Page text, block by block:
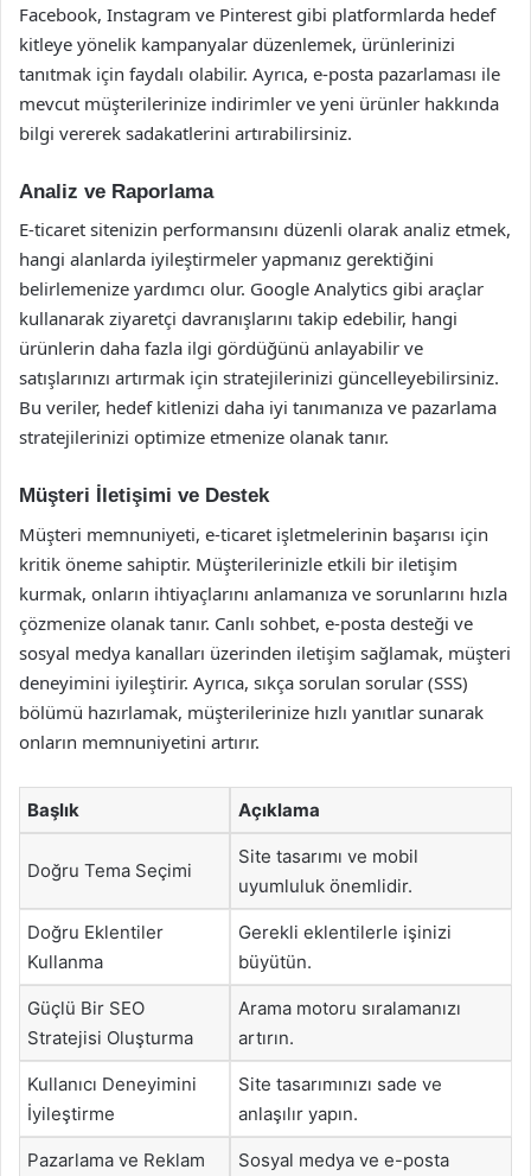
Facebook, Instagram ve Pinterest gibi platformlarda hedef
kitleye yönelik kampanyalar düzenlemek, ürünlerinizi
tanıtmak için faydalı olabilir. Ayrıca, e-posta pazarlaması ile
mevcut müşterilerinize indirimler ve yeni ürünler hakkında
bilgi vererek sadakatlerini artırabilirsiniz.
Analiz ve Raporlama
E-ticaret sitenizin performansını düzenli olarak analiz etmek,
hangi alanlarda iyileştirmeler yapmanız gerektiğini
belirlemenize yardımcı olur. Google Analytics gibi araçlar
kullanarak ziyaretçi davranışlarını takip edebilir, hangi
ürünlerin daha fazla ilgi gördüğünü anlayabilir ve
satışlarınızı artırmak için stratejilerinizi güncelleyebilirsiniz.
Bu veriler, hedef kitlenizi daha iyi tanımanıza ve pazarlama
stratejilerinizi optimize etmenize olanak tanır.
Müşteri İletişimi ve Destek
Müşteri memnuniyeti, e-ticaret işletmelerinin başarısı için
kritik öneme sahiptir. Müşterilerinizle etkili bir iletişim
kurmak, onların ihtiyaçlarını anlamanıza ve sorunlarını hızla
çözmenize olanak tanır. Canlı sohbet, e-posta desteği ve
sosyal medya kanalları üzerinden iletişim sağlamak, müşteri
deneyimini iyileştirir. Ayrıca, sıkça sorulan sorular (SSS)
bölümü hazırlamak, müşterilerinize hızlı yanıtlar sunarak
onların memnuniyetini artırır.
Başlık Açıklama
Doğru Tema Seçimi
Site tasarımı ve mobil
uyumluluk önemlidir.
Doğru Eklentiler
Kullanma
Gerekli eklentilerle işinizi
büyütün.
Güçlü Bir SEO
Stratejisi Oluşturma
Arama motoru sıralamanızı
artırın.
Kullanıcı Deneyimini
İyileştirme
Site tasarımınızı sade ve
anlaşılır yapın.
Pazarlama ve Reklam
Sosyal medya ve e-posta